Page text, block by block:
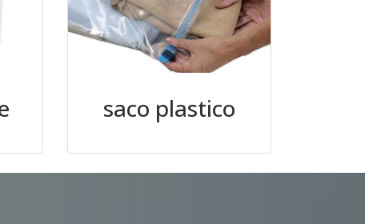
saco plastico